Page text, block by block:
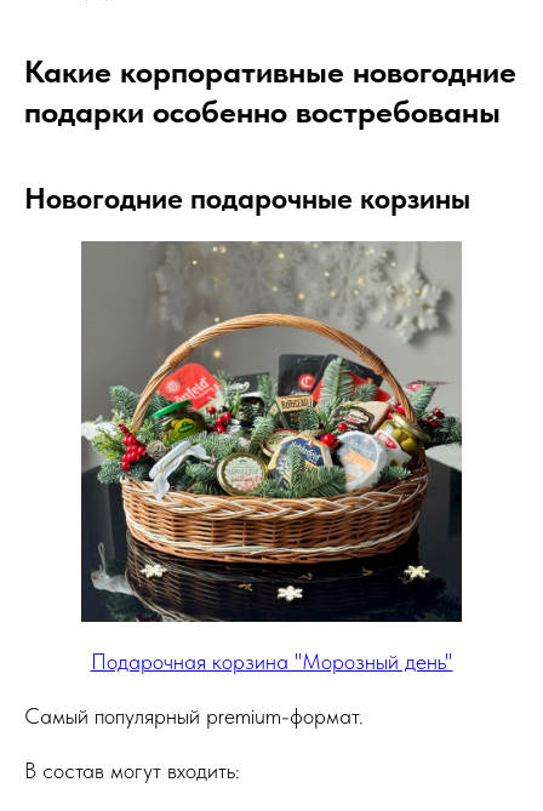
Какие корпоративные новогодние
подарки особенно востребованы
Новогодние подарочные корзины
Подарочная корзина "Морозный день"
Самый популярный premium-формат.
В состав могут входить: